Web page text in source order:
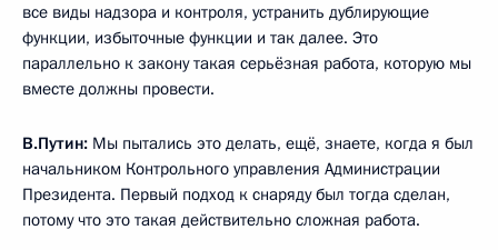
все виды надзора и контроля, устранить дублирующие
функции, избыточные функции и так далее. Это
параллельно к закону такая серьёзная работа, которую мы
вместе должны провести.
В.Путин: Мы пытались это делать, ещё, знаете, когда я был
начальником Контрольного управления Администрации
Президента. Первый подход к снаряду был тогда сделан,
потому что это такая действительно сложная работа.